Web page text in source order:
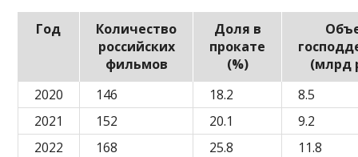
Год
Количество
российских
фильмов
Доля в
прокате
(%)
(млрд
2020
146 18.2
8.5
2021
152 20.1
9.2
2022
168 25.8
11.8